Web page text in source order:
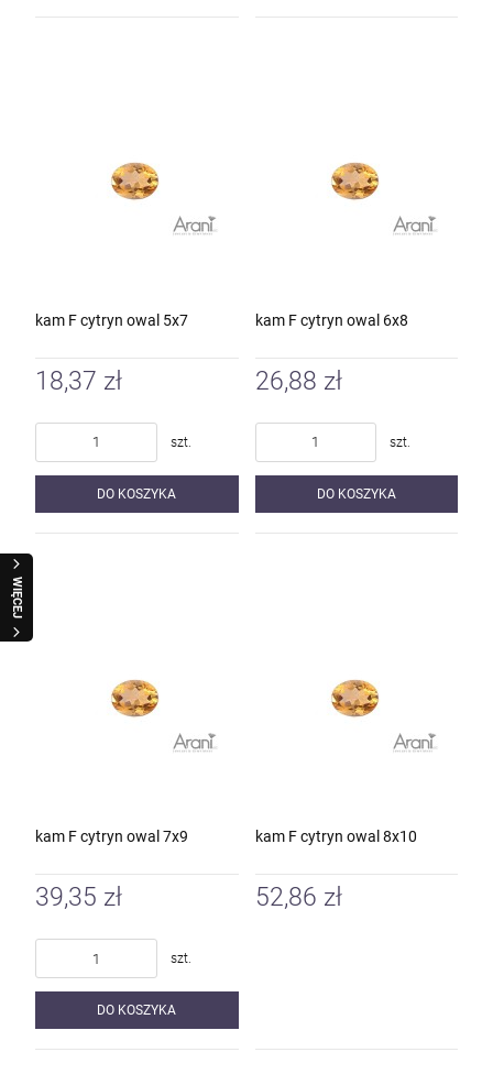
WIĘCEJ
kam F cytryn owal 5x7
18,37 zł
szt.
DO KOSZYKA
kam F cytryn owal 6x8
26,88 zł
szt.
DO KOSZYKA
kam F cytryn owal 7x9
39,35 zł
szt.
DO KOSZYKA
kam F cytryn owal 8x10
52,86 zł